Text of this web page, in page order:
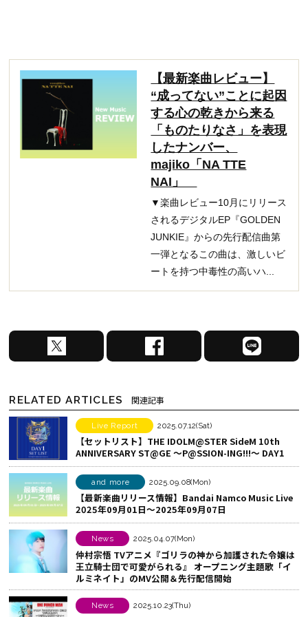
【最新楽曲レビュー】
“成ってない”ことに起因
する心の乾きから来る
「ものたりなさ」を表現
したナンバー、
majiko「NA TTE
NAI」
▼楽曲レビュー10月にリリース
されるデジタルEP『GOLDEN
JUNKIE』からの先行配信曲第
一弾となるこの曲は、激しいビ
ートを持つ中毒性の高いハ...
X
で
ア
F
a
b
o
o
k
で
シ
ェ
す
る
L
I
シ
ェ
ア
る
RELATED ARTICLES 関連記事
Live Report 2025.07.12(Sat)
【セットリスト】THE IDOLM@STER SideM 10th
ANNIVERSARY ST@GE ～P@SSION-ING!!!～ DAY1
and more 2025.09.08(Mon)
【最新楽曲リリース情報】Bandai Namco Music Live
2025年09月01日～2025年09月07日
News 2025.04.07(Mon)
仲村宗悟 TVアニメ『ゴリラの神から加護された令嬢は
王立騎士団で可愛がられる』 オープニング主題歌「イ
ルミネイト」のMV公開＆先行配信開始
News 2025.10.23(Thu)